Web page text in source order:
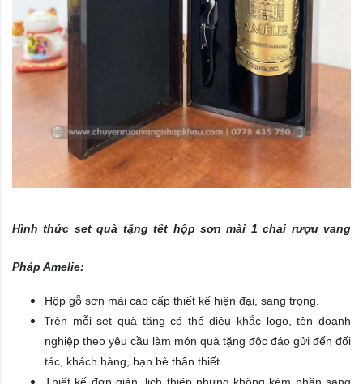
​Hình thức set quà tặng tết hộp sơn mài 1 chai rượu vang
Pháp Amelie:
Hộp gỗ sơn mài cao cấp thiết kế hiện đại, sang trọng.
Trên mỗi set quà tặng có thể điêu khắc logo, tên doanh
nghiệp theo yêu cầu làm món quà tặng độc đáo gửi đến đối
tác, khách hàng, bạn bè thân thiết.